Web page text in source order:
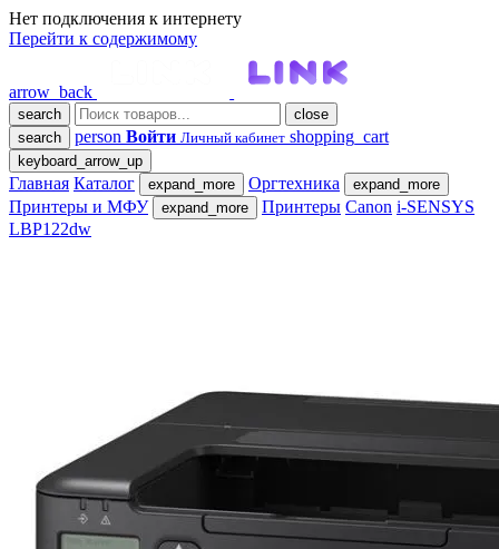
Нет подключения к интернету
Перейти к содержимому
arrow_back
search
close
search
person Войти Личный кабинет shopping_cart
keyboard_arrow_up
Главная Каталог expand_more Оргтехника expand_more
Принтеры и МФУ expand_more Принтеры Canon i-SENSYS
LBP122dw